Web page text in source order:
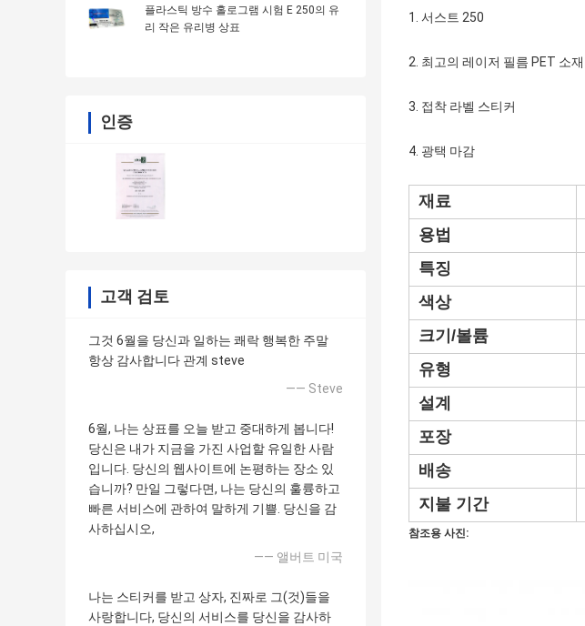
플라스틱 방수 홀로그램 시험 E 250의 유
리 작은 유리병 상표
인증
고객 검토
그것 6월을 당신과 일하는 쾌락 행복한 주말
항상 감사합니다 관계 steve
—— Steve
6월, 나는 상표를 오늘 받고 중대하게 봅니다!
당신은 내가 지금을 가진 사업할 유일한 사람
입니다. 당신의 웹사이트에 논평하는 장소 있
습니까? 만일 그렇다면, 나는 당신의 훌륭하고
빠른 서비스에 관하여 말하게 기쁠. 당신을 감
사하십시오,
—— 앨버트 미국
나는 스티커를 받고 상자, 진짜로 그(것)들을
사랑합니다, 당신의 서비스를 당신을 감사하
1. 서스트 250
2. 최고의 레이저 필름 PET 소재
3. 접착 라벨 스티커
4. 광택 마감
재료
용법
특징
색상
크기/볼륨
유형
설계
포장
배송
지불 기간
참조용 사진: